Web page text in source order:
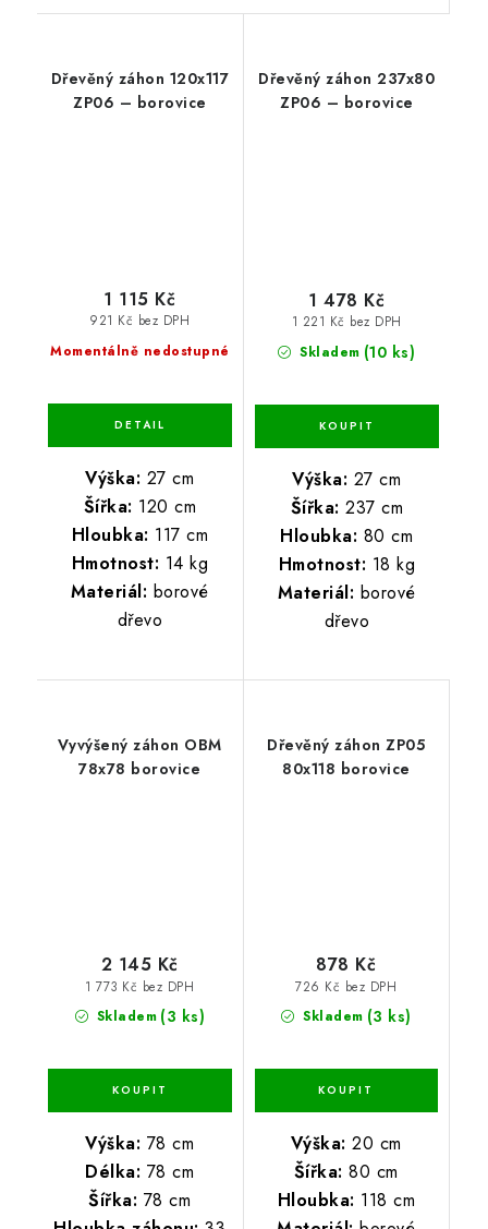
Dřevěný záhon 120x117
ZP06 – borovice
Momentálně nedostupné
921 Kč bez DPH
1 115 Kč
Výška: 27 cm
Šířka: 120 cm
Hloubka: 117 cm
Hmotnost: 14 kg
Materiál: borové
dřevo
Dřevěný záhon 237x80
ZP06 – borovice
Skladem (10 ks)
1 221 Kč bez DPH
1 478 Kč
Výška: 27 cm
Šířka: 237 cm
Hloubka: 80 cm
Hmotnost: 18 kg
Materiál: borové
dřevo
Vyvýšený záhon OBM
78x78 borovice
Skladem (3 ks)
1 773 Kč bez DPH
2 145 Kč
Výška: 78 cm
Délka: 78 cm
Šířka: 78 cm
Dřevěný záhon ZP05
80x118 borovice
Skladem (3 ks)
726 Kč bez DPH
878 Kč
Výška: 20 cm
Šířka: 80 cm
Hloubka: 118 cm